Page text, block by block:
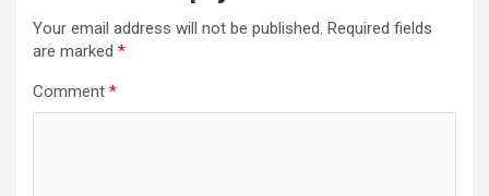
Your email address will not be published. Required fields
are marked *
Comment *